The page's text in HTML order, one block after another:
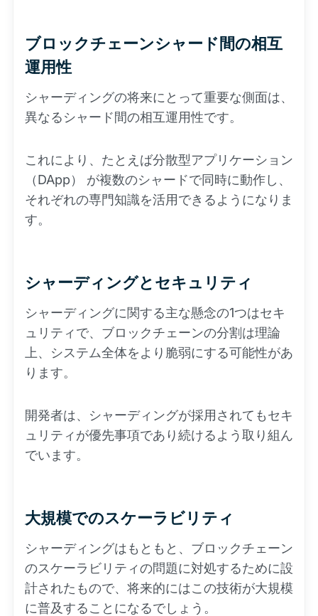
ブロックチェーンシャード間の相互
運用性
シャーディングの将来にとって重要な側面は、
異なるシャード間の相互運用性です。
これにより、たとえば分散型アプリケーション
（DApp） が複数のシャードで同時に動作し、
それぞれの専門知識を活用できるようになりま
す。
シャーディングとセキュリティ
シャーディングに関する主な懸念の1つはセキ
ュリティで、ブロックチェーンの分割は理論
上、システム全体をより脆弱にする可能性があ
ります。
開発者は、シャーディングが採用されてもセキ
ュリティが優先事項であり続けるよう取り組ん
でいます。
大規模でのスケーラビリティ
シャーディングはもともと、ブロックチェーン
のスケーラビリティの問題に対処するために設
計されたもので、将来的にはこの技術が大規模
に普及することになるでしょう。